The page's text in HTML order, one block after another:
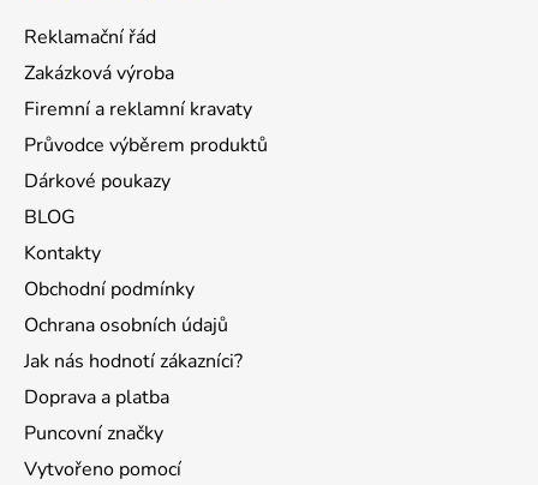
Reklamační řád
Zakázková výroba
Firemní a reklamní kravaty
Průvodce výběrem produktů
Dárkové poukazy
BLOG
Kontakty
Obchodní podmínky
Ochrana osobních údajů
Jak nás hodnotí zákazníci?
Doprava a platba
Puncovní značky
Vytvořeno pomocí